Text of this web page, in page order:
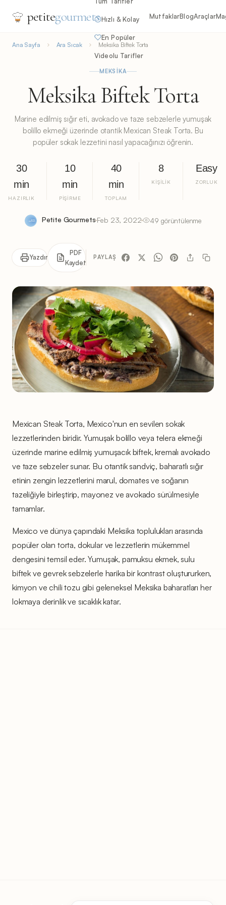
petitegourmets Hızlı & Kolay
En Popüler
Videolu Tarifler
MutfaklarBlogAraçlar
Ana Sayfa Ara Sıcak Meksika Biftek Torta
MEKSIKA
Meksika Biftek Torta
Marine edilmiş sığır eti, avokado ve taze sebzelerle yumuşak
bolillo ekmeği üzerinde otantik Mexican Steak Torta. Bu
popüler sokak lezzetini nasıl yapacağınızı öğrenin.
30
min
HAZIRLIK
10
min
PIŞIRME
40
min
TOPLAM
8
KIŞILIK
Easy
ZORLUK
Petite Gourmets Feb 23, 2022 49 görüntülenme
Yazdır
PDF
Kaydet
PAYLAŞ
Mexican Steak Torta, Mexico'nun en sevilen sokak
lezzetlerinden biridir. Yumuşak bolillo veya telera ekmeği
üzerinde marine edilmiş yumuşacık biftek, kremalı avokado
ve taze sebzeler sunar. Bu otantik sandviç, baharatlı sığır
etinin zengin lezzetlerini marul, domates ve soğanın
tazeliğiyle birleştirip, mayonez ve avokado sürülmesiyle
tamamlar.
Mexico ve dünya çapındaki Meksika toplulukları arasında
popüler olan torta, dokular ve lezzetlerin mükemmel
dengesini temsil eder. Yumuşak, pamuksu ekmek, sulu
biftek ve gevrek sebzelerle harika bir kontrast oluştururken,
kimyon ve chili tozu gibi geleneksel Meksika baharatları her
lokmaya derinlik ve sıcaklık katar.